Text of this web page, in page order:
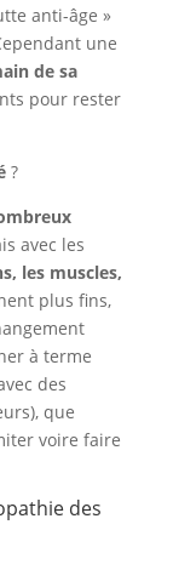
anti-âge »
une
de sa
pour rester
?
avec les
les muscles,
plus fins,
à terme
des
que
voire faire
des